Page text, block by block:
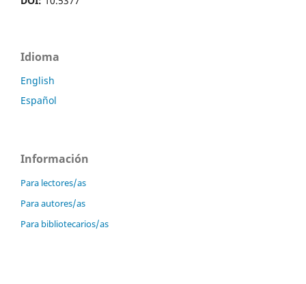
Idioma
English
Español
Información
Para lectores/as
Para autores/as
Para bibliotecarios/as